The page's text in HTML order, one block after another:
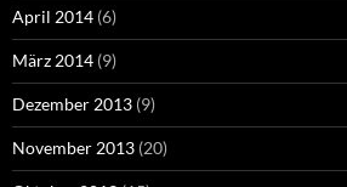
April 2014 (6)
März 2014 (9)
Dezember 2013 (9)
November 2013 (20)